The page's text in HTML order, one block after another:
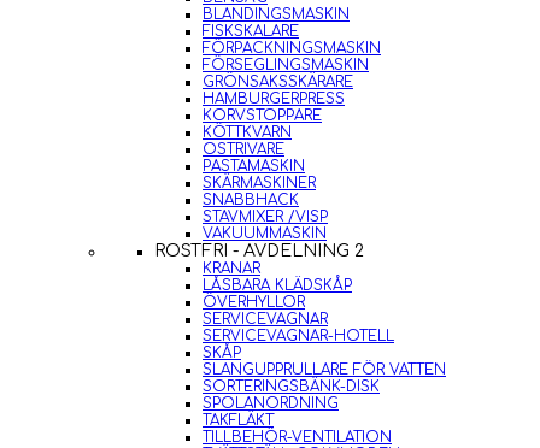
BLANDINGSMASKIN
FISKSKALARE
FÖRPACKNINGSMASKIN
FÖRSEGLINGSMASKIN
GRÖNSAKSSKÄRARE
HAMBURGERPRESS
KORVSTOPPARE
KÖTTKVARN
OSTRIVARE
PASTAMASKIN
SKÄRMASKINER
SNABBHACK
STAVMIXER /VISP
VAKUUMMASKIN
ROSTFRI - AVDELNING 2
KRANAR
LÅSBARA KLÄDSKÅP
ÖVERHYLLOR
SERVICEVAGNAR
SERVICEVAGNAR-HOTELL
SKÅP
SLANGUPPRULLARE FÖR VATTEN
SORTERINGSBÄNK-DISK
SPOLANORDNING
TAKFLÄKT
TILLBEHÖR-VENTILATION